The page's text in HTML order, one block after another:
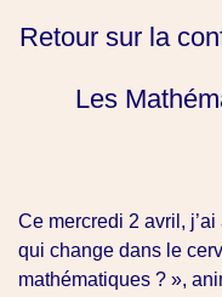
Retour sur la
Les
Ce mercredi 2 avril,
qui change dans le
mathématiques ? »,